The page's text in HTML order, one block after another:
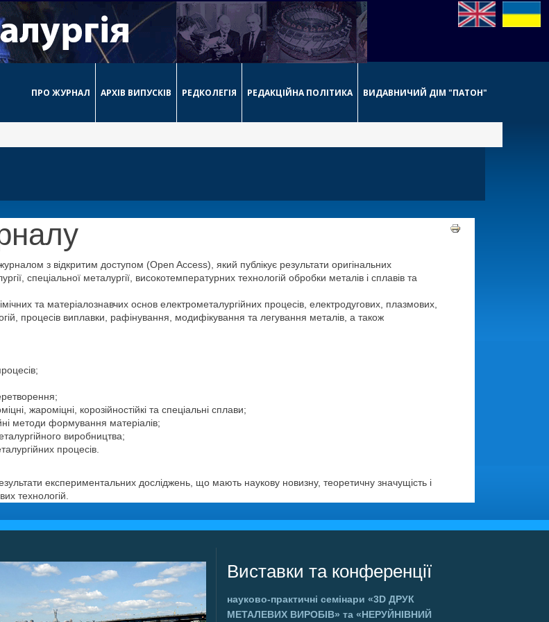
ПРО ЖУРНАЛ АРХІВ ВИПУСКІВ РЕДКОЛЕГІЯ РЕДАКЦІЙНА ПОЛІТИКА ВИДАВНИЧИЙ ДІМ "ПАТОН"
з відкритим доступом (Open Access), який публікує результати оригінальних
спеціальної металургії, високотемпературних технологій обробки металів і сплавів та
та матеріалознавчих основ електрометалургійних процесів, електродугових, плазмових,
процесів виплавки, рафінування, модифікування та легування металів, а також
жароміцні, корозійностійкі та спеціальні сплави;
методи формування матеріалів;
виробництва;
процесів.
експериментальних досліджень, що мають наукову новизну, теоретичну значущість і
технологій.
Виставки та конференції
науково-практичні семінари«3D ДРУК
МЕТАЛЕВИХ ВИРОБІВ» та«НЕРУЙНІВНИЙ